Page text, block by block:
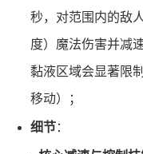
秒，对范围内的敌
度）魔法伤害并减
黏液区域会显著限
移动）；
细节：